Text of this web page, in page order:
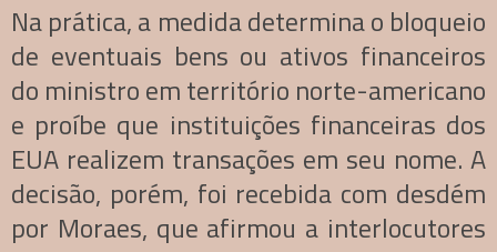
Na prática, a medida determina o bloqueio
de eventuais bens ou ativos financeiros
do ministro em território norte-americano
e proíbe que instituições financeiras dos
EUA realizem transações em seu nome. A
decisão, porém, foi recebida com desdém
por Moraes, que afirmou a interlocutores